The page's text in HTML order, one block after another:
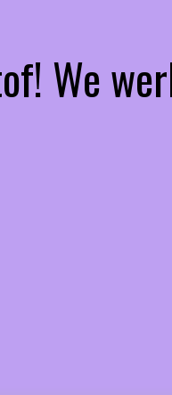
We